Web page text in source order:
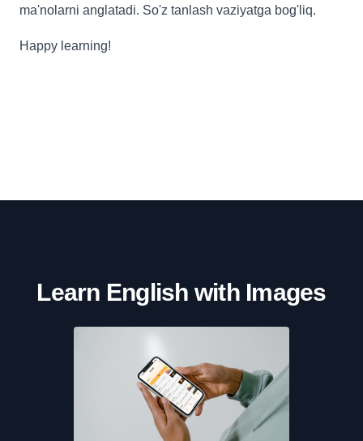
ma'nolarni anglatadi. So'z tanlash vaziyatga bog'liq.
Happy learning!
Learn English with Images